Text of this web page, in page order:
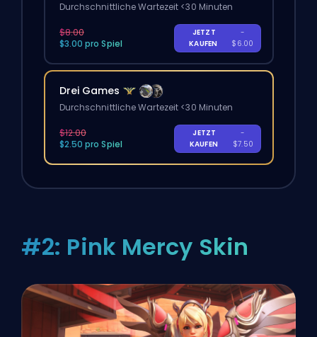
Durchschnittliche Wartezeit <30 Minuten
$8.00
$3.00 pro Spiel
JETZT
KAUFEN
-
$6.00
Drei Games
Durchschnittliche Wartezeit <30 Minuten
$12.00
$2.50 pro Spiel
JETZT
KAUFEN
-
$7.50
#2: Pink Mercy Skin